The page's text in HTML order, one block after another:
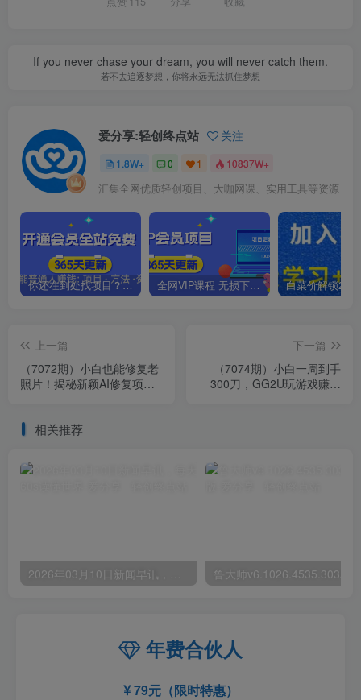
If you never chase your dream, you will never catch them.
若不去追逐梦想，你将永远无法抓住梦想
爱分享:轻创终点站 关注
1.8W+ 0 1 10837W+
汇集全网优质轻创项目、大咖网课、实用工具等资源
你还在到处找项目？还在当韭菜？我靠卖项目一个月收入5万+，曾经我也是个失败者。 全网VIP课程 无损下载~.~
上一篇
（7072期）小白也能修复老
照片！揭秘新颖AI修复项
下一篇
（7074期）小白一周到手
300刀，GG2U玩游戏赚美
相关推荐
年费合伙人
79元（限时特惠）